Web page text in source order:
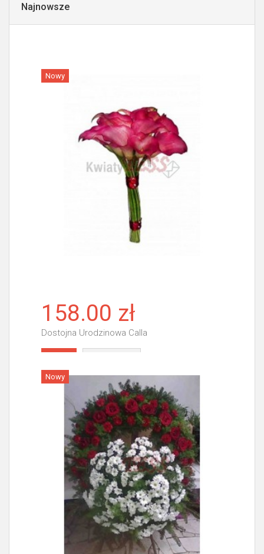
Najnowsze
Nowy
158.00 zł
Dostojna Urodzinowa Calla
Nowy